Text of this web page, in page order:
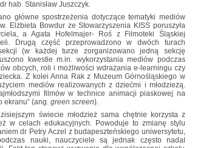
hab. Stanisław Juszczyk.
główne spostrzeżenia dotyczące tematyki mediów
Elżbieta Bowdur ze Stowarzyszenia KISS poruszyła
a Agata Hofelmajer- Roś z Filmoteki Śląskiej
Drugą część przeprowadzono w dwóch turach
(w każdej turze zorganizowano jedną sekcję
kwestie m.in. wykorzystania mediów podczas
obcych, roli i możliwości wdrażania e-learningu czy
Z kolei Anna Rak z Muzeum Górnośląskiego w
mediów realizowanych z dziećmi i młodzieżą.
filmów w technice animacji piaskowej na
ekranu” (ang. green screen).
świecie młodzież sama chętnie korzysta z
w celach edukacyjnych. Powoduje to zmianę stylu
dr Petry Aczel z budapeszteńskiego uniwersytetu,
nauki, nauczyciele są jednak często nadal